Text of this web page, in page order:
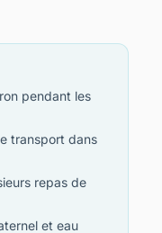
pendant les
transport dans
repas de
et eau